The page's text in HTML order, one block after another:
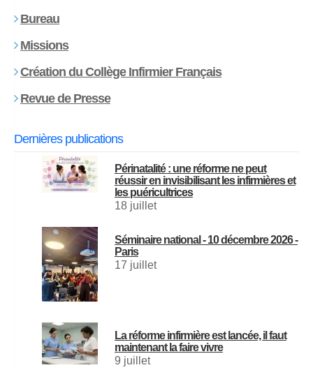
Bureau
Missions
Création du Collège Infirmier Français
Revue de Presse
Dernières publications
Périnatalité : une réforme ne peut
réussir en invisibilisant les infirmières et
les puéricultrices
18 juillet
Séminaire national - 10 décembre 2026 -
Paris
17 juillet
La réforme infirmière est lancée, il faut
maintenant la faire vivre
9 juillet